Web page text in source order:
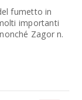
fumetto in
importanti
Zagor n.